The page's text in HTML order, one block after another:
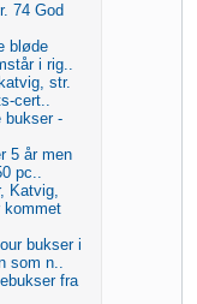
74 God
bløde
i rig..
str.
cert..
bukser -
5 år men
pc..
Katvig,
bukser i
som n..
fra